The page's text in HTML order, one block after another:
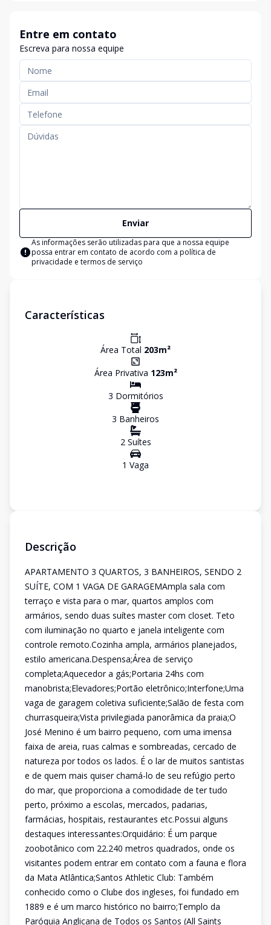
Entre em contato
Escreva para nossa equipe
Enviar
As informações serão utilizadas para que a nossa equipe
possa entrar em contato de acordo com a política de
privacidade e termos de serviço
Características
Área Total 203m²
Área Privativa 123m²
3 Dormitórios
3 Banheiros
2Suítes
1 Vaga
Descrição
APARTAMENTO 3 QUARTOS, 3 BANHEIROS, SENDO 2
SUÍTE, COM 1 VAGA DE GARAGEMAmpla sala com
terraço e vista para o mar, quartos amplos com
armários, sendo duas suítes master com closet. Teto
com iluminação no quarto e janela inteligente com
controle remoto.Cozinha ampla, armários planejados,
estilo americana.Despensa;Área de serviço
completa;Aquecedor a gás;Portaria 24hs com
manobrista;Elevadores;Portão eletrônico;Interfone;Uma
vaga de garagem coletiva suficiente;Salão de festa com
churrasqueira;Vista privilegiada panorâmica da praia;O
José Menino é um bairro pequeno, com uma imensa
faixa de areia, ruas calmas e sombreadas, cercado de
natureza por todos os lados. É o lar de muitos santistas
e de quem mais quiser chamá-lo de seu refúgio perto
do mar, que proporciona a comodidade de ter tudo
perto, próximo a escolas, mercados, padarias,
farmácias, hospitais, restaurantes etc.Possui alguns
destaques interessantes:Orquidário: É um parque
zoobotânico com 22.240 metros quadrados, onde os
visitantes podem entrar em contato com a fauna e flora
da Mata Atlântica;Santos Athletic Club: Também
conhecido como o Clube dos ingleses, foi fundado em
1889 e é um marco histórico no bairro;Templo da
Paróquia Anglicana de Todos os Santos (All Saints